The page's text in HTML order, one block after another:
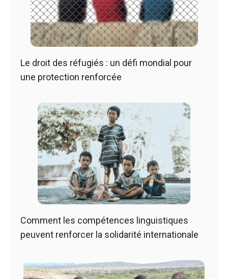
Le droit des réfugiés : un défi mondial pour
une protection renforcée
Comment les compétences linguistiques
peuvent renforcer la solidarité internationale